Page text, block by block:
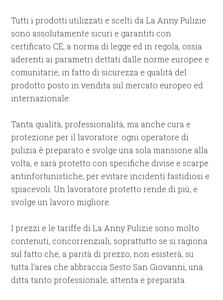
Tutti i prodotti utilizzati e scelti da La Anny Pulizie
sono assolutamente sicuri e garantiti con
certificato CE, a norma di legge ed in regola, ossia
aderenti ai parametri dettati dalle norme europee e
comunitarie, in fatto di sicurezza e qualità del
prodotto posto in vendita sul mercato europeo ed
internazionale.
Tanta qualità, professionalità, ma anche cura e
protezione per il lavoratore: ogni operatore di
pulizia è preparato e svolge una sola mansione alla
volta, e sarà protetto con specifiche divise e scarpe
antinfortunistiche, per evitare incidenti fastidiosi e
spiacevoli. Un lavoratore protetto rende di più, e
svolge un lavoro migliore.
I prezzi e le tariffe di La Anny Pulizie sono molto
contenuti, concorrenziali, soprattutto se si ragiona
sul fatto che, a parità di prezzo, non esisterà, su
tutta l’area che abbraccia Sesto San Giovanni, una
ditta tanto professionale, attenta e preparata.